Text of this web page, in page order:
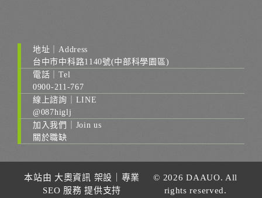
地址｜Address
台中市中科路1140號(中部科學園區)
電話｜Tel
0900-211-767
線上諮詢｜LINE
@087higlj
加入我們｜Join us
關於職缺
本站由 大奧資訊 架設｜ 專業
SEO 服務 提供支持
© 2026 DAAUO. All
rights reserved.